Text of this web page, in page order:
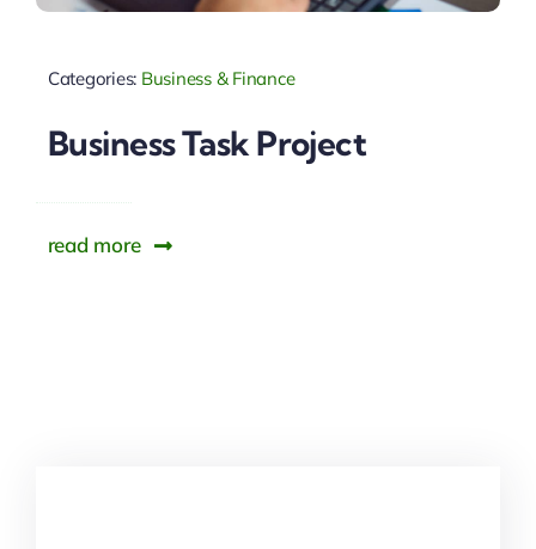
Categories: Business & Finance
Business Task Project
read more